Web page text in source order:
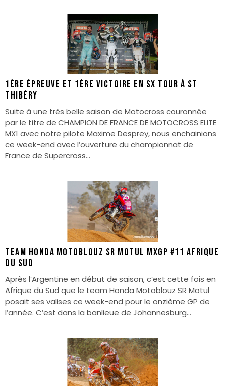
1ère épreuve et 1ère victoire en Sx Tour à St
Thibéry
Suite à une très belle saison de Motocross couronnée
par le titre de CHAMPION DE FRANCE DE MOTOCROSS ELITE
MX1 avec notre pilote Maxime Desprey, nous enchainions
ce week-end avec l’ouverture du championnat de
France de Supercross...
Team Honda Motoblouz SR Motul MXGP #11 Afrique
du Sud
Après l’Argentine en début de saison, c’est cette fois en
Afrique du Sud que le team Honda Motoblouz SR Motul
posait ses valises ce week-end pour le onzième GP de
l’année. C’est dans la banlieue de Johannesburg...